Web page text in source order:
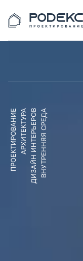
ПРОЕКТИРОВАНИЕАРХИТЕКТУРАДИЗАЙН ИНТЕРЬЕРОВВНУТРЕННЯЯ СРЕДА